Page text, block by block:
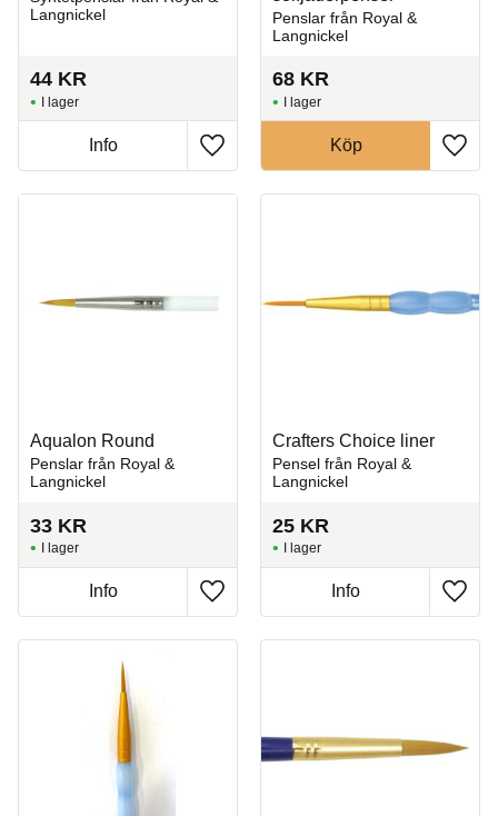
Langnickel
44 KR
Lägg till i favoriter
I lager
Info
Penslar från Royal &
Langnickel
68 KR
Lägg
I lager
Köp
Aqualon Round
Penslar från Royal &
Langnickel
33 KR
Lägg till i favoriter
I lager
Info
Crafters Choice liner
Pensel från Royal &
Langnickel
25 KR
Lägg
I lager
Info